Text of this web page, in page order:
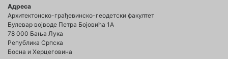
Адреса
Архитектонско-грађевинско-геодетски факултет
Булевар војводе Петра Бојовића 1A
78 000 Бања Лука
Република Српска
Босна и Херцеговина